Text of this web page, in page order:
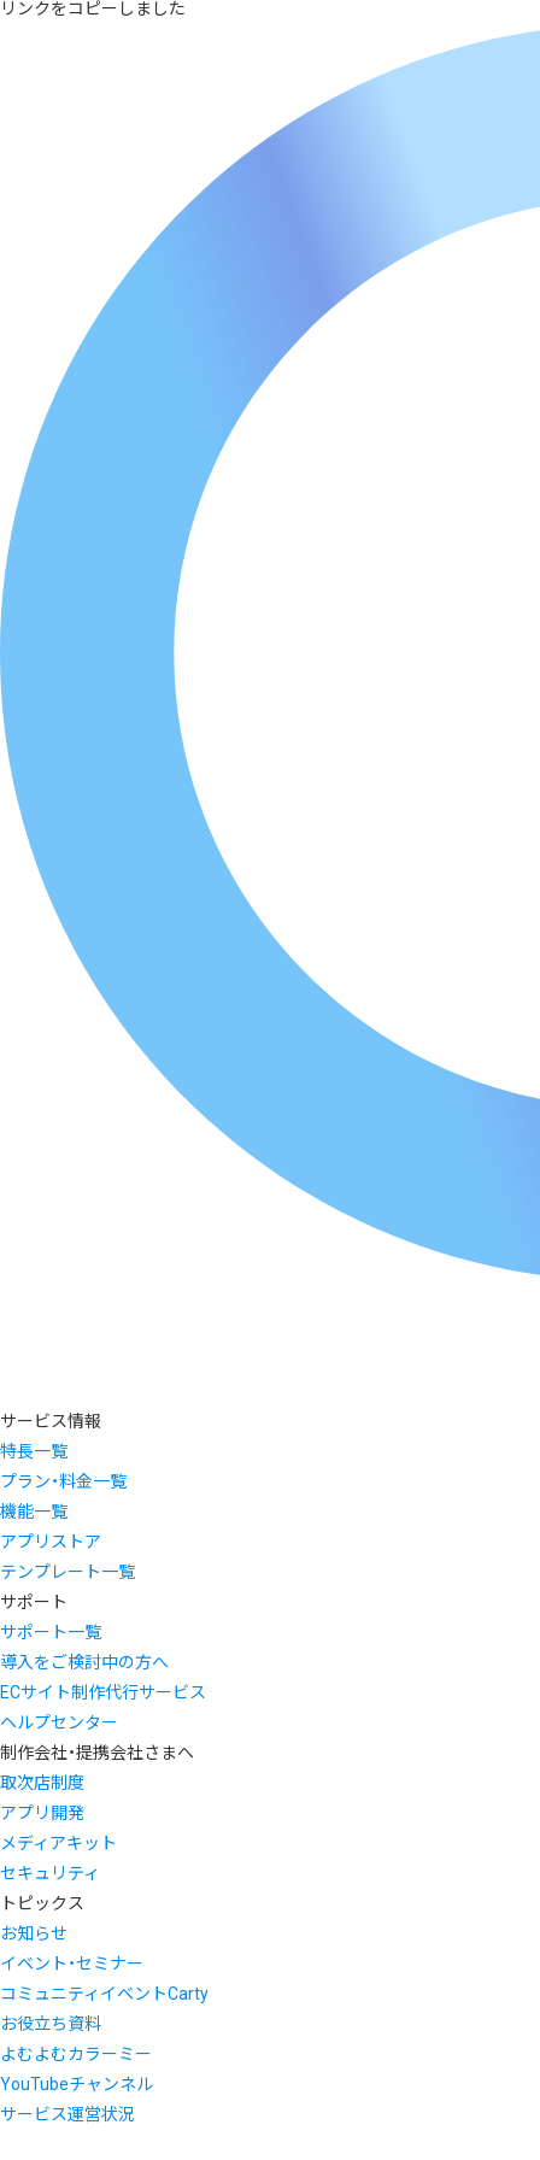
リンクをコピーしました
サービス情報
特長一覧
プラン・料金一覧
機能一覧
アプリストア
テンプレート一覧
サポート
サポート一覧
導入をご検討中の方へ
ECサイト制作代行サービス
ヘルプセンター
制作会社・提携会社さまへ
取次店制度
アプリ開発
メディアキット
セキュリティ
トピックス
お知らせ
イベント・セミナー
コミュニティイベントCarty
お役立ち資料
よむよむカラーミー
YouTubeチャンネル
サービス運営状況